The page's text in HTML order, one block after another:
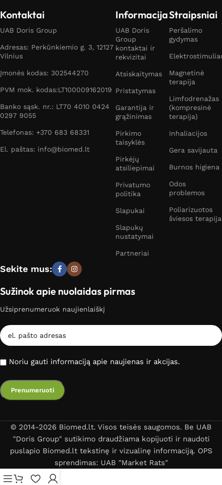
Kontaktai
UAB Doris Group
Adresas: Perkūnkiemio g. 3, 12127
Vilnius
Įmonės kodas: 302544270
PVM mok. kodas:LT100009162019
Banko sąsk. nr.: LT70 4010 0424
0297 9055
Telefonas: +370 683 68331
El. paštas: info@biomed.lt
Informacija
UAB Doris
Group
kontaktai ir
rekvizitai
Atsiskaitymas
Pristatymas
Garantija ir
grąžinimas
Pirkimo
taisyklės
Pirkėjų
atsiliepimai
Privatumo
politika
Slapukai
Slapukų
nustatymai
Partneriai
Straipsniai
Peršalimo
gydymas
Magnetinė
terapija
Limfodrenažas
(kompresinė
terapija)
Inhaliacijos
Gera savijauta
Burnos higiena
Odos
problemos
Poliarizuotos
šviesos terapija
Sekite mus:
Sužinok apie nuolaidas pirmas
Užsiprenumeruok naujienlaiškį
Noriu gauti informaciją apie naujienas ir akcijas.
© 2014-2026 Biomed.lt. Visos teisės saugomos. Be UAB
"Doris Group" sutikimo draudžiama kopijuoti ir naudoti
puslapio Biomed.lt tekstinę ir vizualinę informaciją. OPS
sprendimas: UAB "Market Rats"